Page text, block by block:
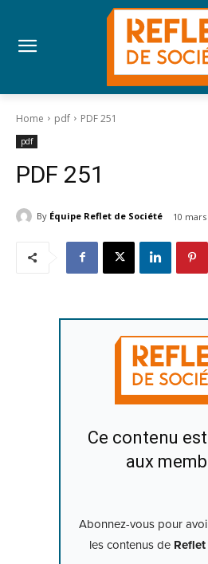
Home pdf PDF 251
pdf
PDF 251
By Équipe Reflet de Société 10 mars
Ce contenu
aux
Abonnez-vous pour
les contenus de